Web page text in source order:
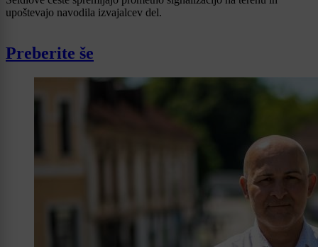
upoštevajo navodila izvajalcev del.
Preberite še